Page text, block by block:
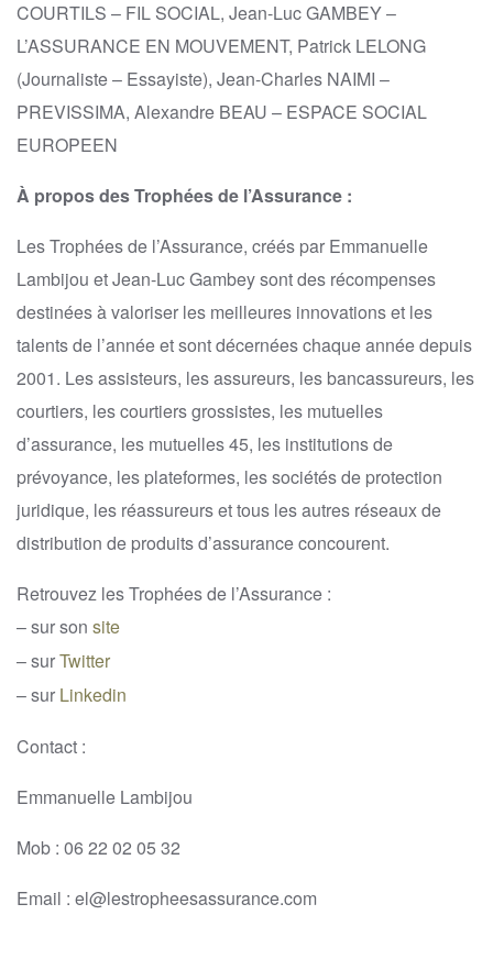
COURTILS – FIL SOCIAL, Jean-Luc GAMBEY –
L’ASSURANCE EN MOUVEMENT, Patrick LELONG
(Journaliste – Essayiste), Jean-Charles NAIMI –
PREVISSIMA, Alexandre BEAU – ESPACE SOCIAL
EUROPEEN
À propos des Trophées de l’Assurance :
Les Trophées de l’Assurance, créés par Emmanuelle
Lambijou et Jean-Luc Gambey sont des récompenses
destinées à valoriser les meilleures innovations et les
talents de l’année et sont décernées chaque année depuis
2001. Les assisteurs, les assureurs, les bancassureurs, les
courtiers, les courtiers grossistes, les mutuelles
d’assurance, les mutuelles 45, les institutions de
prévoyance, les plateformes, les sociétés de protection
juridique, les réassureurs et tous les autres réseaux de
distribution de produits d’assurance concourent.
Retrouvez les Trophées de l’Assurance :
– sur son site
– surTwitter
– sur Linkedin
Contact :
Emmanuelle Lambijou
Mob : 06 22 02 05 32
Email : el@lestropheesassurance.com